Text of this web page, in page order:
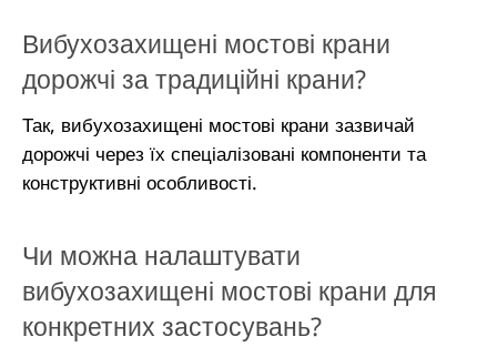
Вибухозахищені мостові крани
дорожчі за традиційні крани?
Так, вибухозахищені мостові крани зазвичай
дорожчі через їх спеціалізовані компоненти та
конструктивні особливості.
Чи можна налаштувати
вибухозахищені мостові крани для
конкретних застосувань?